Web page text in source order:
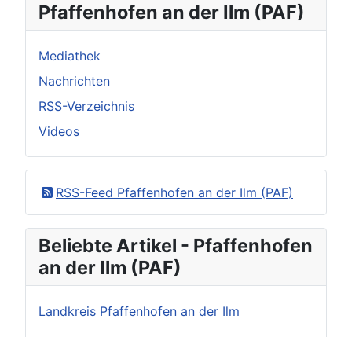
Pfaffenhofen an der Ilm (PAF)
Mediathek
Nachrichten
RSS-Verzeichnis
Videos
RSS-Feed Pfaffenhofen an der Ilm (PAF)
Beliebte Artikel - Pfaffenhofen
an der Ilm (PAF)
Landkreis Pfaffenhofen an der Ilm